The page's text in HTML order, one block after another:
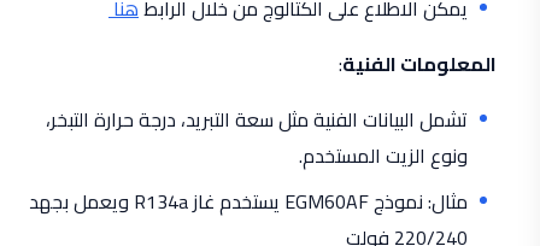
يمكن الاطلاع على الكتالوج من خلال الرابطهنا
المعلومات الفنية:
تشمل البيانات الفنية مثل سعة التبريد، درجة حرارة التبخر،
ونوع الزيت المستخدم.
مثال: نموذج EGM60AF يستخدم غاز R134a ويعمل بجهد
220/240 فولت